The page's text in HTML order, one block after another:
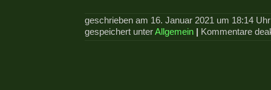
geschrieben am 16. Januar 2021 um 18:14
gespeichert unterAllgemein Kommentare